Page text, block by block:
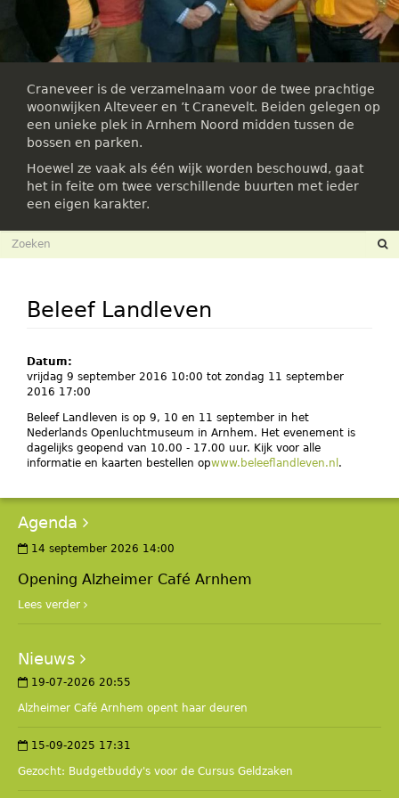
Craneveer is de verzamelnaam voor de twee prachtige
woonwijken Alteveer en ’t Cranevelt. Beiden gelegen op
een unieke plek in Arnhem Noord midden tussen de
bossen en parken.
Hoewel ze vaak als één wijk worden beschouwd, gaat
het in feite om twee verschillende buurten met ieder
een eigen karakter.
Zoekveld
Beleef Landleven
Datum:
vrijdag 9 september 2016 10:00 tot zondag 11 september
2016 17:00
Beleef Landleven is op 9, 10 en 11 september in het
Nederlands Openluchtmuseum in Arnhem. Het evenement is
dagelijks geopend van 10.00 - 17.00 uur. Kijk voor alle
informatie en kaarten bestellen opwww.beleeflandleven.nl .
Agenda
14 september 2026 14:00
Opening Alzheimer Café Arnhem
Lees verder
Nieuws
19-07-2026 20:55
Alzheimer Café Arnhem opent haar deuren
15-09-2025 17:31
Gezocht: Budgetbuddy's voor de Cursus Geldzaken